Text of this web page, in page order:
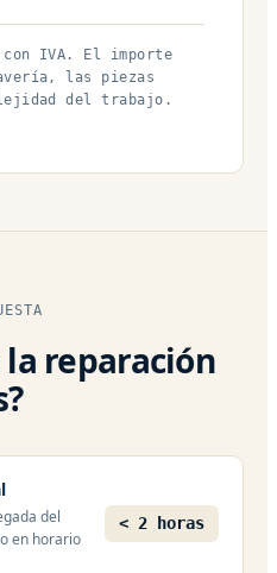
IVA. El importe
las piezas
del trabajo.
reparación
del
en horario
< 2 horas